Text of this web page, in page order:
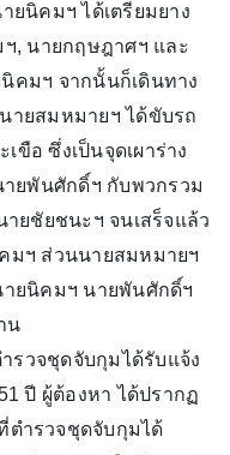
ยนิคมฯ ได้เตรียมยาง
, นายกฤษฎาศฯ และ
คมฯ จากนั้นก็เดินทาง
ายสมหมายฯ ได้ขับรถ
ขือ ซึ่งเป็นจุดเผาร่าง
ายพันศักดิ์ฯ กับพวกรวม
ยชัยชนะฯ จนเสร็จแล้ว
มฯ ส่วนนายสมหมายฯ
ายนิคมฯ นายพันศักดิ์ฯ
น
รวจชุดจับกุมได้รับแจ้ง
ปี ผู้ต้องหา ได้ปรากฏ
ตำรวจชุดจับกุมได้